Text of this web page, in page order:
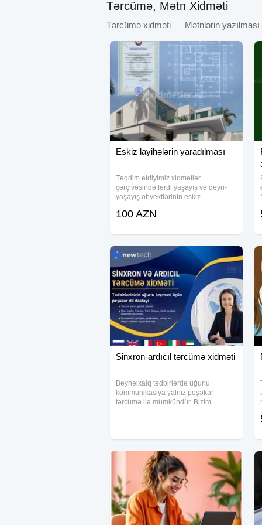
Tərcümə, Mətn Xidməti
Tərcümə xidməti Mətnlərin yazılması
Eskiz layihələrin yaradılması
Təqdim etdiyimiz xidmətlər
çərçivəsində fərdi yaşayış və qeyri-
yaşayış obyektlərinin eskiz
keçiririk. Layihələrimiz, obyektləriniz
sənədləri təqdim
100 AZN
Sinxron-ardıcıl tərcümə xidməti
Beynəlxalq tədbirlərdə uğurlu
kommunikasiya yalnız peşəkar
tərcümə ilə mümkündür. Bizim
anlaşmanı asanlaşdırmaq və